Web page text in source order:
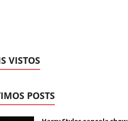
VISTOS
POSTS